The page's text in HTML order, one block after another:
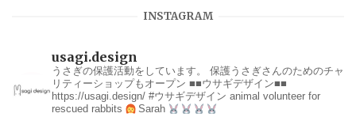
INSTAGRAM
usagi.design
うさぎの保護活動をしています。
保護うさぎさんのためのチャ
リティーショップもオープン ■■ウサギデザイン■■
https://usagi.design/ #ウサギデザイン animal volunteer for
rescued rabbits
Sarah